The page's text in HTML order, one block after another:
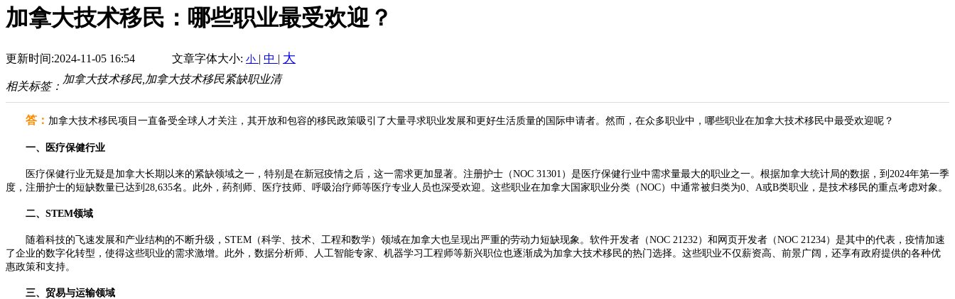
加拿大技术移民：哪些职业最受欢迎？
更新时间:2024-11-05 16:54 文章字体大小: 小 | 中 | 大
相关标签：
加拿大技术移民,加拿大技术移民紧缺职业清
答： 加拿大技术移民项目一直备受全球人才关注，其开放和包容的移民政策吸引了大量寻求职业发展和更好生活质量的国际申请者。然而，在众多职业中，哪些职业在加拿大技术移民中最受欢迎呢？
一、医疗保健行业
医疗保健行业无疑是加拿大长期以来的紧缺领域之一，特别是在新冠疫情之后，这一需求更加显著。注册护士（NOC 31301）是医疗保健行业中需求量最大的职业之一。根据加拿大统计局的数据，到2024年第一季
度，注册护士的短缺数量已达到28,635名。此外，药剂师、医疗技师、呼吸治疗师等医疗专业人员也深受欢迎。这些职业在加拿大国家职业分类（NOC）中通常被归类为0、A或B类职业，是技术移民的重点考虑对象。
二、STEM领域
随着科技的飞速发展和产业结构的不断升级，STEM（科学、技术、工程和数学）领域在加拿大也呈现出严重的劳动力短缺现象。软件开发者（NOC 21232）和网页开发者（NOC 21234）是其中的代表，疫情加速
了企业的数字化转型，使得这些职业的需求激增。此外，数据分析师、人工智能专家、机器学习工程师等新兴职位也逐渐成为加拿大技术移民的热门选择。这些职业不仅薪资高、前景广阔，还享有政府提供的各种优
惠政策和支持。
三、贸易与运输领域